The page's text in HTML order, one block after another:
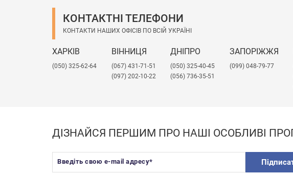
КОНТАКТНІ ТЕЛЕФОНИ
КОНТАКТИ НАШИХ ОФІСІВ ПО ВСІЙ УКРАЇНІ
ХАРКІВ
(050) 325-62-64
ВІННИЦЯ
(067) 431-71-51
(097) 202-10-22
ДНІПРО
(050) 325-40-45
(056) 736-35-51
ЗАПОРІЖЖЯ
(099) 048-79-77
ДІЗНАЙСЯ ПЕРШИМ ПРО НАШІ ОСОБЛИВІ
Введіть свою e-mail адресу*